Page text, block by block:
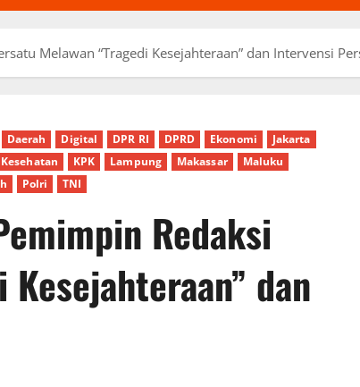
Melawan “Tragedi Kesejahteraan” dan Intervensi
Daerah Digital DPR RI DPRD Ekonomi
Jakarta
Kesehatan KPK Lampung Makassar
Maluku
Polri TNI
Redaksi
dan